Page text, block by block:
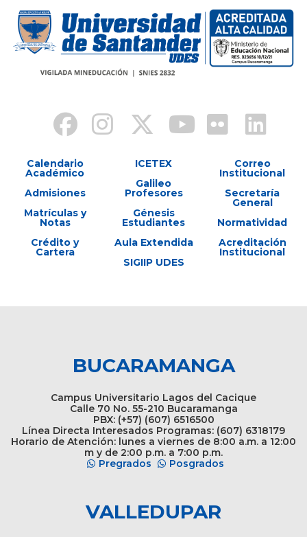
Calendario
Académico
Admisiones
Matrículas y
Notas
Crédito y
Cartera
ICETEX
Galileo
Profesores
Génesis
Estudiantes
Aula Extendida
SIGIIP UDES
Correo
Institucional
Secretaría
General
Normatividad
Acreditación
Institucional
BUCARAMANGA
Campus Universitario Lagos del Cacique
Calle 70 No. 55-210 Bucaramanga
PBX: (+57) (607) 6516500
Línea Directa Interesados Programas: (607) 6318179
Horario de Atención: lunes a viernes de 8:00 a.m. a 12:00
m y de 2:00 p.m. a 7:00 p.m.
Pregrados
Posgrados
VALLEDUPAR